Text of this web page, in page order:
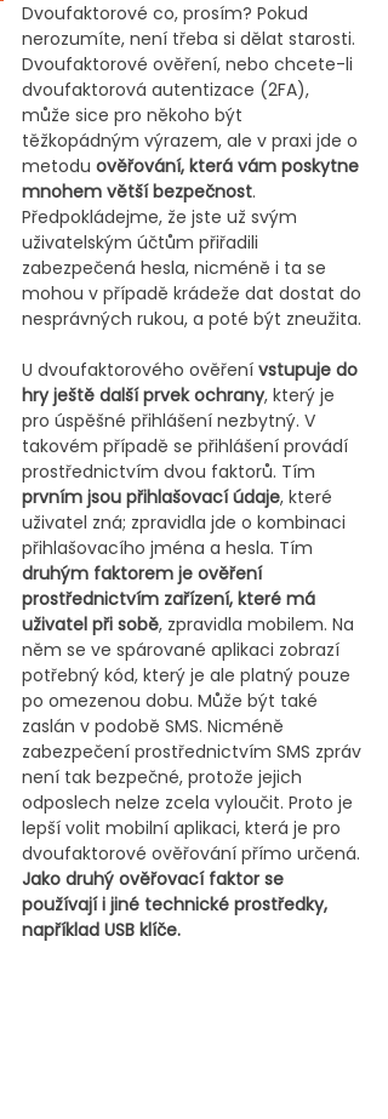
Dvoufaktorové co, prosím? Pokud
nerozumíte, není třeba si dělat starosti.
Dvoufaktorové ověření, nebo chcete-li
dvoufaktorová autentizace (2FA),
může sice pro někoho být
těžkopádným výrazem, ale v praxi jde o
metodu ověřování, která vám poskytne
mnohem větší bezpečnost.
Předpokládejme, že jste už svým
uživatelským účtům přiřadili
zabezpečená hesla, nicméně i ta se
mohou v případě krádeže dat dostat do
nesprávných rukou, a poté být zneužita.
U dvoufaktorového ověření vstupuje do
hry ještě další prvek ochrany, který je
pro úspěšné přihlášení nezbytný. V
takovém případě se přihlášení provádí
prostřednictvím dvou faktorů. Tím
prvním jsou přihlašovací údaje, které
uživatel zná; zpravidla jde o kombinaci
přihlašovacího jména a hesla. Tím
druhým faktorem je ověření
prostřednictvím zařízení, které má
uživatel při sobě, zpravidla mobilem. Na
něm se ve spárované aplikaci zobrazí
potřebný kód, který je ale platný pouze
po omezenou dobu. Může být také
zaslán v podobě SMS. Nicméně
zabezpečení prostřednictvím SMS zpráv
není tak bezpečné, protože jejich
odposlech nelze zcela vyloučit. Proto je
lepší volit mobilní aplikaci, která je pro
dvoufaktorové ověřování přímo určená.
Jako druhý ověřovací faktor se
používají i jiné technické prostředky,
například USB klíče.